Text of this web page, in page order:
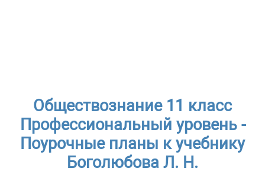
Обществознание 11 класс
Профессиональный уровень -
Поурочные планы к учебнику
Боголюбова Л. Н.